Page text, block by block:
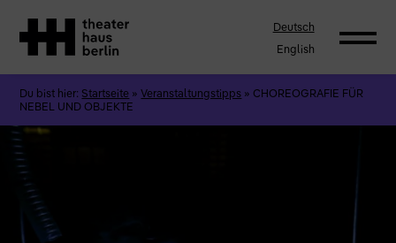
Deutsch
English
Du bist hier: Startseite »Veranstaltungstipps » CHOREOGRAFIE FÜR
NEBEL UND OBJEKTE